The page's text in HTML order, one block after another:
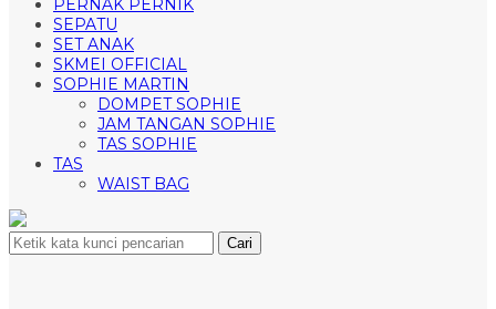
PERNAK PERNIK
SEPATU
SET ANAK
SKMEI OFFICIAL
SOPHIE MARTIN
DOMPET SOPHIE
JAM TANGAN SOPHIE
TAS SOPHIE
TAS
WAIST BAG
Cari